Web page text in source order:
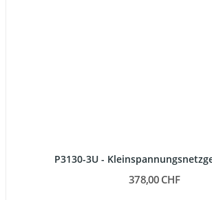
P3130-3U -
378,00 CHF